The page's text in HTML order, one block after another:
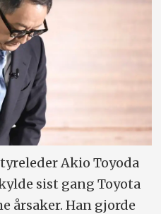
Akio Toyoda
sist gang Toyota
årsaker. Han gjorde